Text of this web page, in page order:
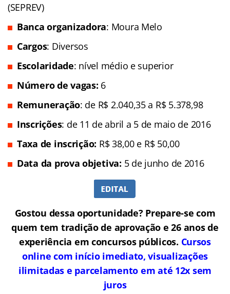
(SEPREV)
Banca organizadora: Moura Melo
Cargos: Diversos
Escolaridade: nível médio e superior
Número de vagas: 6
Remuneração: de R$ 2.040,35 a R$ 5.378,98
Inscrições: de 11 de abril a 5 de maio de 2016
Taxa de inscrição: R$ 38,00 e R$ 50,00
Data da prova objetiva: 5 de junho de 2016
Gostou dessa oportunidade? Prepare-se com
quem tem tradição de aprovação e 26 anos de
experiência em concursos públicos. Cursos
online com início imediato, visualizações
ilimitadas e parcelamento em até 12x sem
juros